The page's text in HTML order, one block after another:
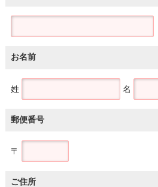
お名前
姓 名
郵便番号
〒
ご住所